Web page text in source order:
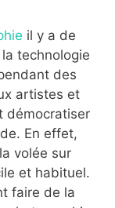
il y a de
technologie
des
artistes et
démocratiser
En effet,
volée sur
et habituel.
faire de la